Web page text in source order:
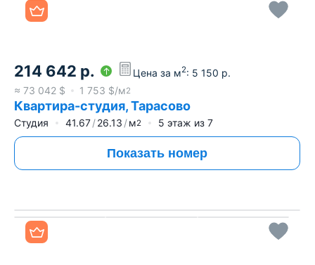
214 642 р. Цена за м2: 5 150 р.
≈ 73 042 $ 1 753 $/м2
Квартира-студия, Тарасово
Студия 41.67 26.13 м2 5 этаж из 7
Показать номер
Все фото